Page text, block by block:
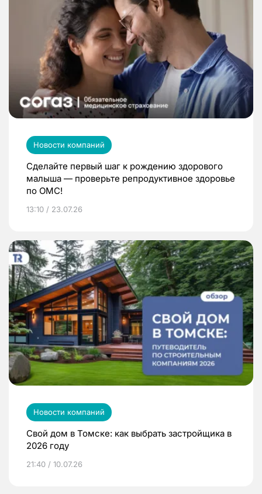
Новости компаний
Сделайте первый шаг к рождению здорового
малыша — проверьте репродуктивное здоровье
по ОМС!
13:10 / 23.07.26
Новости компаний
Свой дом в Томске: как выбрать застройщика в
2026 году
21:40 / 10.07.26